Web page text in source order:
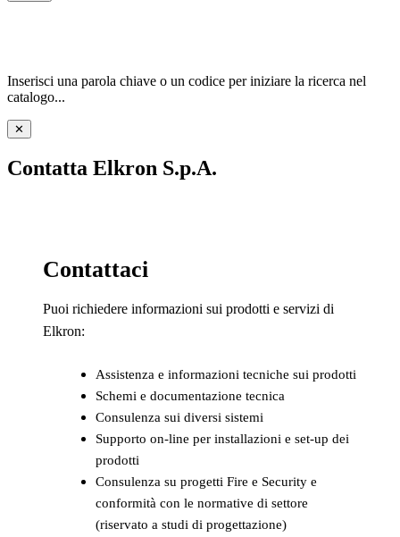
Inserisci una parola chiave o un codice per iniziare la ricerca nel
catalogo...
✕
Contatta Elkron S.p.A.
Contattaci
Puoi richiedere informazioni sui prodotti e servizi di
Elkron:
Assistenza e informazioni tecniche sui prodotti
Schemi e documentazione tecnica
Consulenza sui diversi sistemi
Supporto on-line per installazioni e set-up dei
prodotti
Consulenza su progetti Fire e Security e
conformità con le normative di settore
(riservato a studi di progettazione)